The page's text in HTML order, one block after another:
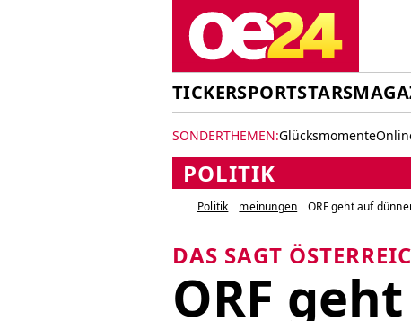
TICKERSPORTSTARS
SONDERTHEMEN:Glücksmomente
POLITIK
Politik meinungen ORF geht auf
DAS SAGT
ORF